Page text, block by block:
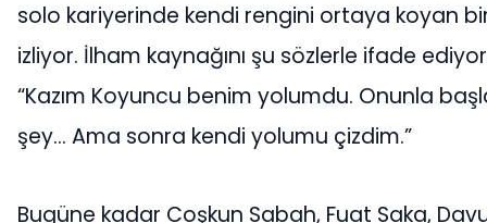
solo kariyerinde kendi rengini ortaya koyan
izliyor. İlham kaynağını şu sözlerle ifade
“Kazım Koyuncu benim yolumdu. Onunla
şey… Ama sonra kendi yolumu çizdim.”
Bugüne kadar Coşkun Sabah, Fuat Saka,